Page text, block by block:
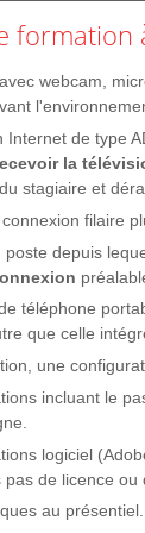
clés
de l’activité, ses
l’activité
clés
qui
et
en transition
clés
de l’activité, ses
clés
qui
formation
webcam,
Internet de type
la
stagiaire et
filaire
poste depuis
téléphone
que celle
une
incluant le
logiciel
de licence ou
au présentiel.